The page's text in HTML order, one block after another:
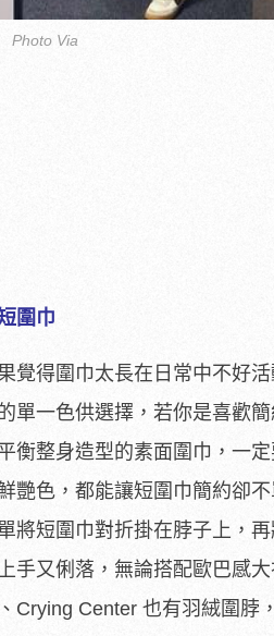
Photo Via
圍巾
覺得圍巾太長在日常中不好
單一色供選擇，若你是喜歡
衡整身造型的素面圍巾，一
艷色，都能讓短圍巾簡約卻
將短圍巾對折掛在脖子上，
手又俐落，無論搭配歐巴感
Crying Center 也有羽絨圍脖